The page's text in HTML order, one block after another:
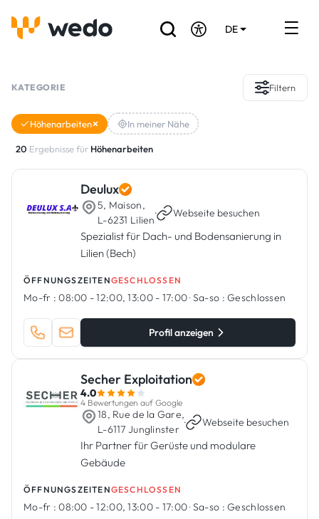
DE
Referenzen
Stellenbörse
Sind Sie Handwerker?
Einloggen
KATEGORIE Filtern
Höhenarbeiten In meiner Nähe
20 Ergebnisse für Höhenarbeiten
Deulux
5, Maison,
L-6231 Lilien
· Webseite besuchen
Spezialist für Dach- und Bodensanierung in
Lilien (Bech)
ÖFFNUNGSZEITENGESCHLOSSEN
Mo-fr : 08:00 - 12:00, 13:00 - 17:00·Sa-so : Geschlossen
Profil anzeigen
Secher Exploitation
4.0
4 Bewertungen auf Google
18, Rue de la Gare,
L-6117 Junglinster
· Webseite besuchen
Ihr Partner für Gerüste und modulare
Gebäude
ÖFFNUNGSZEITENGESCHLOSSEN
Mo-fr : 08:00 - 12:00, 13:00 - 17:00·Sa-so : Geschlossen